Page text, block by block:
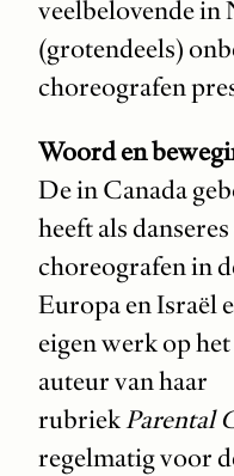
veelbelovende in
(grotendeels)
choreografen
Woord en
De in Canada
heeft als
choreografen in
Europa en Israël
eigen werk op
auteur van haar
rubriekParental
regelmatig voor